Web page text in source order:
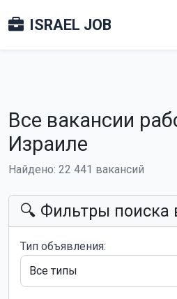
ISRAEL JOB
Все вакансии
Израиле
Найдено: 22 441 вакансий
🔍 Фильтры поиска
Тип объявления: